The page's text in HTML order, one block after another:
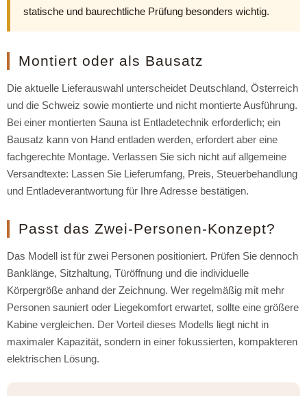
statische und baurechtliche Prüfung besonders wichtig.
Montiert oder als Bausatz
Die aktuelle Lieferauswahl unterscheidet Deutschland, Österreich
und die Schweiz sowie montierte und nicht montierte Ausführung.
Bei einer montierten Sauna ist Entladetechnik erforderlich; ein
Bausatz kann von Hand entladen werden, erfordert aber eine
fachgerechte Montage. Verlassen Sie sich nicht auf allgemeine
Versandtexte: Lassen Sie Lieferumfang, Preis, Steuerbehandlung
und Entladeverantwortung für Ihre Adresse bestätigen.
Passt das Zwei-Personen-Konzept?
Das Modell ist für zwei Personen positioniert. Prüfen Sie dennoch
Banklänge, Sitzhaltung, Türöffnung und die individuelle
Körpergröße anhand der Zeichnung. Wer regelmäßig mit mehr
Personen sauniert oder Liegekomfort erwartet, sollte eine größere
Kabine vergleichen. Der Vorteil dieses Modells liegt nicht in
maximaler Kapazität, sondern in einer fokussierten, kompakteren
elektrischen Lösung.